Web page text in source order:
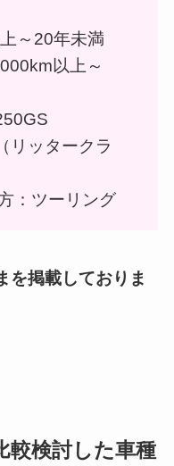
～20年未満
以上～
リッタークラ
：ツーリング
を掲載しておりま
較検討した車種